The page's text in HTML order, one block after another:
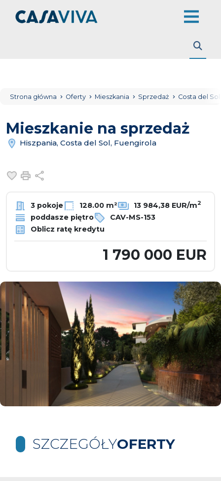
Strona główna Oferty Mieszkania Sprzedaż Costa del Sol
Mieszkanie na sprzedaż
Hiszpania, Costa del Sol, Fuengirola
Dodaj do ulubionych
Drukuj
3 pokoje 128.00 m² 13 984,38 EUR/m2
poddasze piętro
CAV-MS-153
Oblicz ratę kredytu
1 790 000 EUR
SZCZEGÓŁYOFERTY